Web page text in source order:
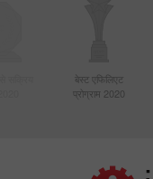
बेस्ट एफिलिएट
प्रोग्राम 2020